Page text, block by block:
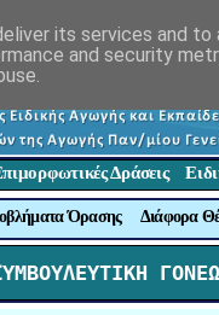
Δράσεις
Όρασης Διάφορα
its services and to
and security